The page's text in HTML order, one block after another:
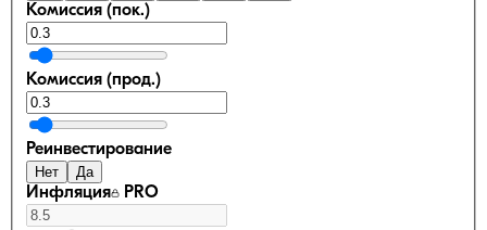
Комиссия (пок.)
Комиссия (прод.)
Реинвестирование
Нет Да
Инфляция PRO